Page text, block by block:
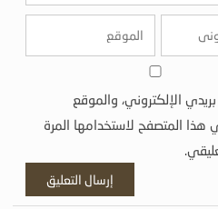
الإلكتروني، والموقع
هذا المتصفح لاستخدامها المرة